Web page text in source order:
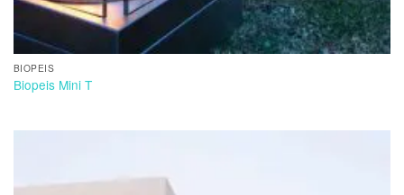
BIOPEIS
Biopeis Mini T